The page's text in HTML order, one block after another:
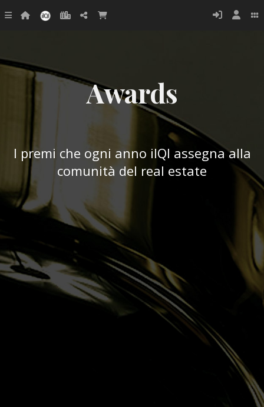
Awards
I premi che ogni anno ilQI assegna alla
comunità del real estate